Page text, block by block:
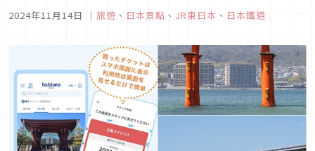
悠閒的步調，欣賞最震撼人心的雪地景致。JR東日本這次嚴選了
來！此外，使用「J...
2024年11月14日 ｜ 旅遊 、 日本景點 、 JR東日本 、 日本鐵道